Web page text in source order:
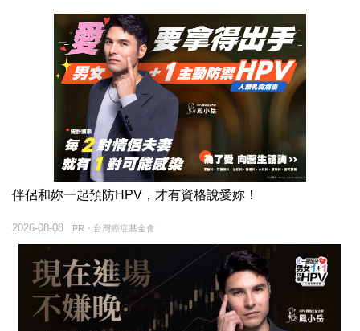
伴侶和妳一起預防HPV，才有資格說愛妳！
PR・台灣癌症基金會
2026-08-08